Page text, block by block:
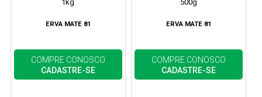
1kg
ERVA MATE 81
COMPRE CONOSCO
CADASTRE-SE
500g
ERVA MATE 81
COMPRE CONOSCO
CADASTRE-SE